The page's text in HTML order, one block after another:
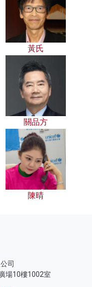
黃氏
關品方
陳晴
司
場10樓1002室